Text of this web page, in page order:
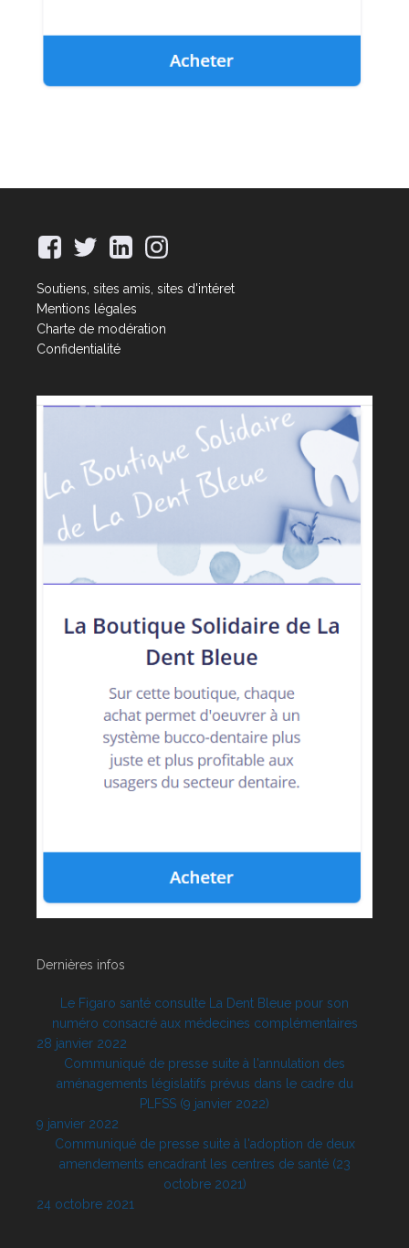
Soutiens, sites amis, sites d'intéret
Mentions légales
Charte de modération
Confidentialité
Dernières infos
Le Figaro santé consulte La Dent Bleue pour son
numéro consacré aux médecines complémentaires
28 janvier 2022
Communiqué de presse suite à l'annulation des
aménagements législatifs prévus dans le cadre du
PLFSS (9 janvier 2022)
9 janvier 2022
Communiqué de presse suite à l'adoption de deux
amendements encadrant les centres de santé (23
octobre 2021)
24 octobre 2021